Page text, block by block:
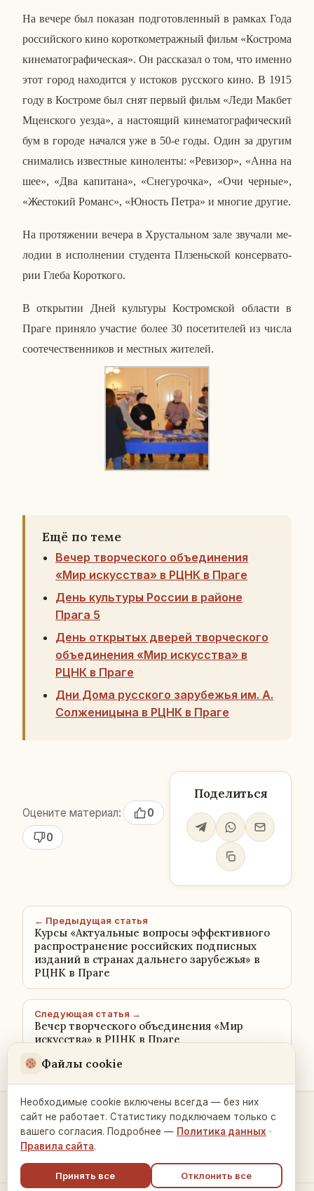
На вечере был по­ка­зан под­го­тов­лен­ный в рамках Года
рос­сий­ско­го кино ко­рот­ко­мет­раж­ный фильм «Ко­стро­ма
ки­не­ма­то­гра­фи­че­ская». Он рас­ска­зал о том, что именно
этот город на­хо­дит­ся у ис­то­ков рус­ско­го кино. В 1915
году в Ко­стро­ме был снят первый фильм «Леди Макбет
Мцен­ско­го уезда», а на­сто­я­щий ки­не­ма­то­гра­фи­че­ский
бум в городе на­чал­ся уже в 50-е годы. Один за другим
сни­ма­лись из­вест­ные ки­но­лен­ты: «Ре­ви­зор», «Анна на
шее», «Два ка­пи­та­на», «Сне­гу­роч­ка», «Очи черные»,
«Же­сто­кий Романс», «Юность Петра» и многие другие.
На про­тя­же­нии вечера в Хру­сталь­ном зале зву­ча­ли ме­
ло­дии в ис­пол­не­нии сту­ден­та Пл­зень­ской кон­сер­ва­то­
рии Глеба Ко­рот­ко­го.
В от­кры­тии Дней куль­ту­ры Ко­стром­ской об­ла­сти в
Праге при­ня­ло уча­стие более 30 по­се­ти­те­лей из числа
со­оте­че­ствен­ни­ков и мест­ных жи­те­лей.
Ещё по теме
Вечер творческого объединения
«Мир искусства» в РЦНК в Праге
День культуры России в районе
Прага 5
День открытых дверей творческого
объединения «Мир искусства» в
РЦНК в Праге
Дни Дома русского зарубежья им. А.
Солженицына в РЦНК в Праге
Оцените материал:
0
0
Поделиться
← Предыдущая статья
Курсы «Актуальные вопросы эффективного
распространение российских подписных
изданий в странах дальнего зарубежья» в
РЦНК в Праге
Следующая статья →
Вечер творческого объединения «Мир
искусства» в РЦНК в Праге
Контакты и связь →
Файлы cookie
Необходимые cookie включены всегда — без них
сайт не работает. Статистику подключаем только с
вашего согласия. Подробнее — Политика данных ·
Правила сайта.
Принять все
Отклонить все